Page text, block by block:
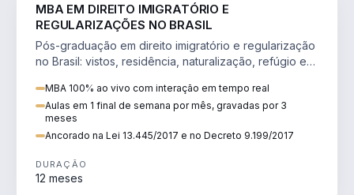
MBA EM DIREITO IMIGRATÓRIO E
REGULARIZAÇÕES NO BRASIL
Pós-graduação em direito imigratório e regularização
no Brasil: vistos, residência, naturalização, refúgio e
MBA 100% ao vivo com interação em tempo real
Aulas em 1 final de semana por mês, gravadas por 3
meses
Ancorado na Lei 13.445/2017 e no Decreto 9.199/2017
DURAÇÃO
12 meses